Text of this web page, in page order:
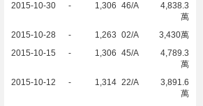
2015-10-30
- 1,306 46/A
4,838.3
萬
2015-10-28
- 1,263 02/A
3,430萬
2015-10-15
- 1,306 45/A
4,789.3
萬
2015-10-12
- 1,314 22/A
3,891.6
萬